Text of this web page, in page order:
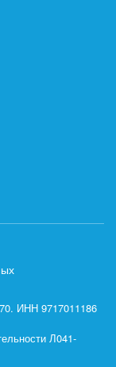
ИНН 9717011186
Л041-